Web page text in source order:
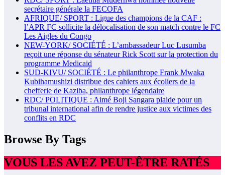
secrétaire générale la FECOFA
AFRIQUE/ SPORT : Ligue des champions de la CAF :
l’APR FC sollicite la délocalisation de son match contre le FC
Les Aigles du Congo
NEW-YORK/ SOCIÉTÉ : L’ambassadeur Luc Lusumba
reçoit une réponse du sénateur Rick Scott sur la protection du
programme Medicaid
SUD-KIVU/ SOCIÉTÉ : Le philanthrope Frank Mwaka
Kubihamushizi distribue des cahiers aux écoliers de la
chefferie de Kaziba, philanthrope légendaire
RDC/ POLITIQUE : Aimé Boji Sangara plaide pour un
tribunal international afin de rendre justice aux victimes des
conflits en RDC
Browse By Tags
VOUS LES AVEZ PEUT-ÊTRE RATÉS